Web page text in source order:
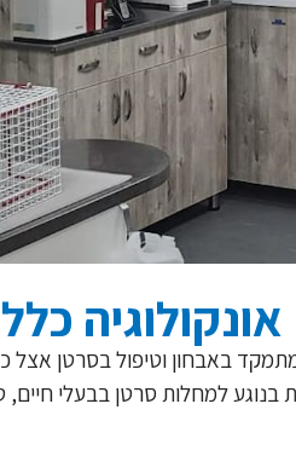
אונקולוגיה
באבחון וטיפול בסרטן אצל
למחלות סרטן בבעלי חיים,